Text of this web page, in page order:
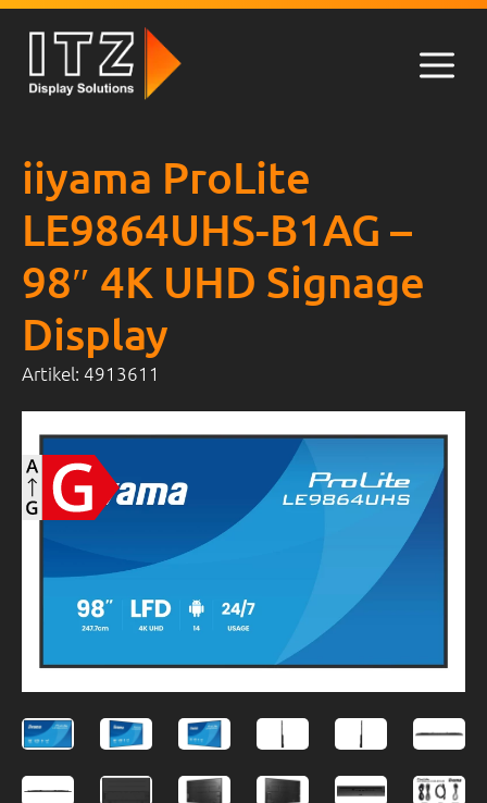
Zum
Inhalt
iiyama ProLite
LE9864UHS-B1AG –
98″ 4K UHD Signage
Display
Artikel: 4913611